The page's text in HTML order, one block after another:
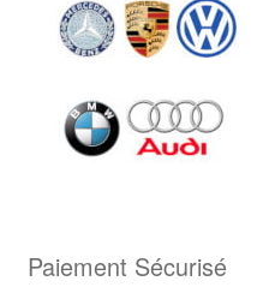
Paiement Sécurisé